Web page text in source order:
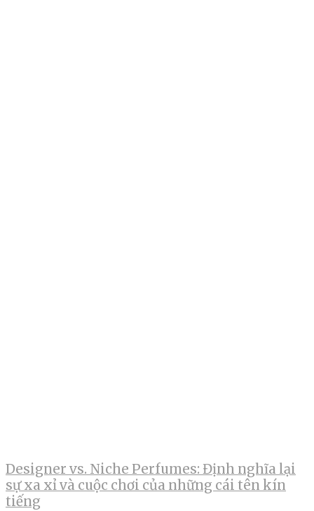
Designer vs. Niche Perfumes: Định nghĩa lại
sự xa xỉ và cuộc chơi của những cái tên kín
tiếng